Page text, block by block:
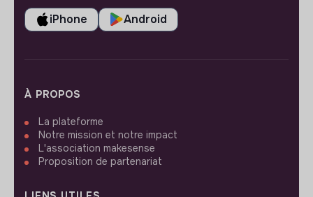
iPhone Android
À PROPOS
La plateforme
Notre mission et notre impact
L'association makesense
Proposition de partenariat